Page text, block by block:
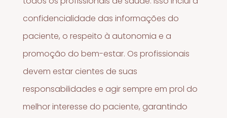
confidencialidade das informações do
paciente, o respeito à autonomia e a
promoção do bem-estar. Os profissionais
devem estar cientes de suas
responsabilidades e agir sempre em prol do
melhor interesse do paciente, garantindo